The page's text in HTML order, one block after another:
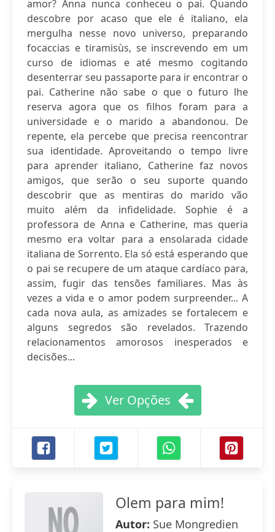
amor? Anna nunca conheceu o pai. Quando
descobre por acaso que ele é italiano, ela
mergulha nesse novo universo, preparando
focaccias e tiramisùs, se inscrevendo em um
curso de idiomas e até mesmo cogitando
desenterrar seu passaporte para ir encontrar o
pai. Catherine não sabe o que o futuro lhe
reserva agora que os filhos foram para a
universidade e o marido a abandonou. De
repente, ela percebe que precisa reencontrar
sua identidade. Aproveitando o tempo livre
para aprender italiano, Catherine faz novos
amigos, que serão o seu suporte quando
descobrir que as mentiras do marido vão
muito além da infidelidade. Sophie é a
professora de Anna e Catherine, mas queria
mesmo era voltar para a ensolarada cidade
italiana de Sorrento. Ela só está esperando que
o pai se recupere de um ataque cardíaco para,
assim, fugir das tensões familiares. Mas às
vezes a vida e o amor podem surpreender... A
cada nova aula, as amizades se fortalecem e
alguns segredos são revelados. Trazendo
relacionamentos amorosos inesperados e
decisões...
Ver Opções
Olem para mim!
Autor: Sue Mongredien